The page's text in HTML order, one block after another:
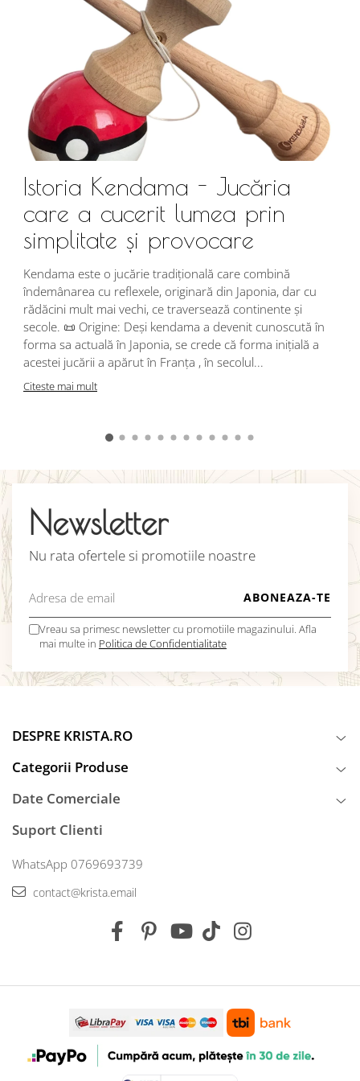
Istoria Kendama - Jucăria
care a cucerit lumea prin
simplitate și provocare
Kendama este o jucărie tradițională care combină
îndemânarea cu reflexele, originară din Japonia, dar cu
rădăcini mult mai vechi, ce traversează continente și
secole. 📜 Origine: Deși kendama a devenit cunoscută în
forma sa actuală în Japonia, se crede că forma inițială a
acestei jucării a apărut în Franța , în secolul...
Citeste mai mult
Newsletter
Nu rata ofertele si promotiile noastre
Vreau sa primesc newsletter cu promotiile magazinului. Afla
mai multe in Politica de Confidentialitate
DESPRE KRISTA.RO
Categorii Produse
Date Comerciale
Suport Clienti
WhatsApp 0769693739
contact@krista.email